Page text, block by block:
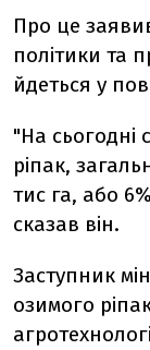
Про це
політики та
йдеться у
"На сьогодні
ріпак,
тис га, або
сказав він.
Заступник
озимого